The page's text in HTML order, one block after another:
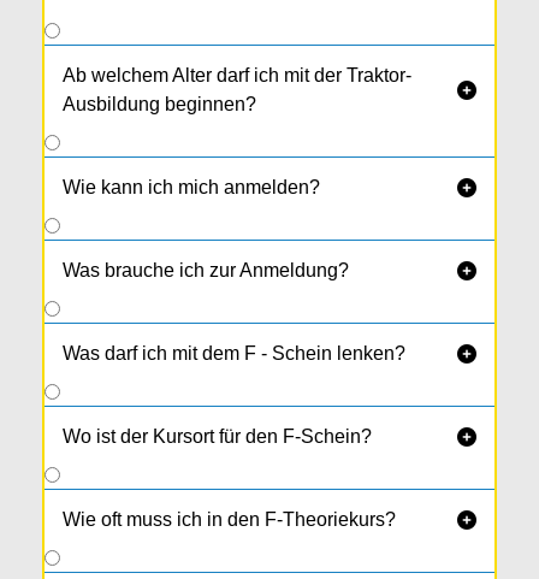
Ab welchem Alter darf ich mit der Traktor-
Ausbildung beginnen?

Wie kann ich mich anmelden? 
Was brauche ich zur Anmeldung? 
Was darf ich mit dem F - Schein lenken? 
Wo ist der Kursort für den F-Schein? 
Wie oft muss ich in den F-Theoriekurs? 